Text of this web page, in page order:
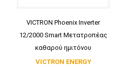
VICTRON Phoenix Inverter
12/2000 Smart Μετατροπέας
καθαρού ημιτόνου
VICTRON ENERGY